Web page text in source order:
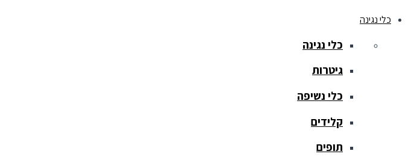
כלי נגינה
כלי נגינה
גיטרות
כלי נשיפה
קלידים
תופים